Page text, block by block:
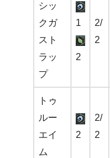
シッ
クガ
スト
ラッ
プ
1
2
2/
2
トゥ
ルー
エイ
ム
2
2/
2